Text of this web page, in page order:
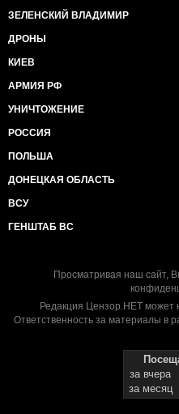
ЗЕЛЕНСКИЙ ВЛАДИМИР
ДРОНЫ
КИЕВ
АРМИЯ РФ
УНИЧТОЖЕНИЕ
РОССИЯ
ПОЛЬША
ДОНЕЦКАЯ ОБЛАСТЬ
ВСУ
ГЕНШТАБ ВС
Просматривая наш сайт,
Редакция Цензор.НЕТ может
Ответственность за материалы в
за вчера
за месяц